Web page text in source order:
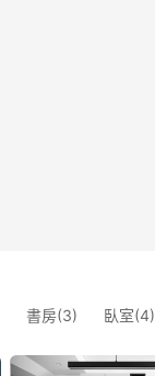
書房(3) 臥室(4)